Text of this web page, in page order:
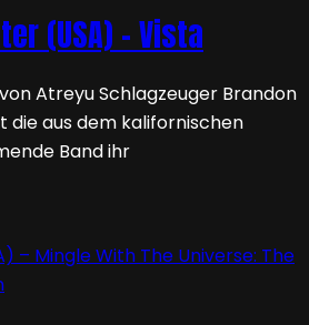
(USA) – Vista
Atreyu Schlagzeuger Brandon
die aus dem kalifornischen
Band ihr